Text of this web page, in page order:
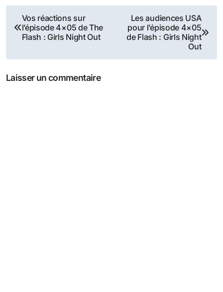
Navigation
de
l’article
Vos réactions sur
l’épisode 4×05 de The
Flash : Girls Night Out
Les audiences USA
pour l’épisode 4×05
de Flash : Girls Night
Out
Laisser un commentaire